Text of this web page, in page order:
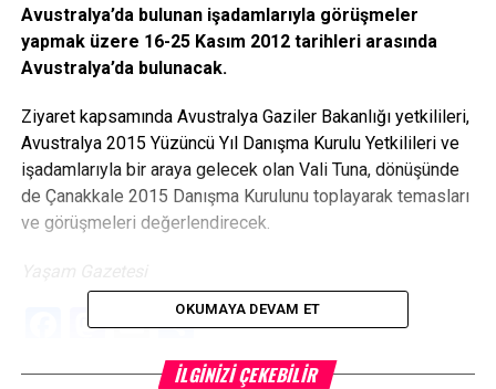
Avustralya’da bulunan işadamlarıyla görüşmeler
yapmak üzere 16-25 Kasım 2012 tarihleri arasında
Avustralya’da bulunacak.
Ziyaret kapsamında Avustralya Gaziler Bakanlığı yetkilileri,
Avustralya 2015 Yüzüncü Yıl Danışma Kurulu Yetkilileri ve
işadamlarıyla bir araya gelecek olan Vali Tuna, dönüşünde
de Çanakkale 2015 Danışma Kurulunu toplayarak temasları
ve görüşmeleri değerlendirecek.
Facebook
Mastodon
EmailShare
OKUMAYA DEVAM ET
İLGINIZI ÇEKEBILIR